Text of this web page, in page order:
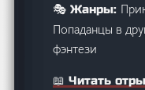
🎭 Жанры:
Попаданцы в
фэнтези
📖 Читать